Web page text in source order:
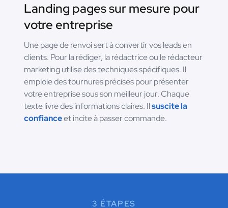
Landing pages sur mesure pour
votre entreprise
Une page de renvoi sert à convertir vos leads en
clients. Pour la rédiger, la rédactrice ou le rédacteur
marketing utilise des techniques spécifiques. Il
emploie des tournures précises pour présenter
votre entreprise sous son meilleur jour. Chaque
texte livre des informations claires. Ilsuscite la
confianceet incite à passer commande.
3 ÉTAPES